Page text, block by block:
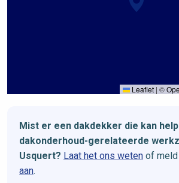
Leaflet | ©
Mist er een dakdekker die kan
dakonderhoud-gerelateerde
Usquert? Laat het ons weten of
aan.